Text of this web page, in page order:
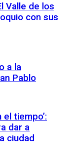
Valle de los
con sus
a la
Pablo
el tiempo’:
dar a
ciudad